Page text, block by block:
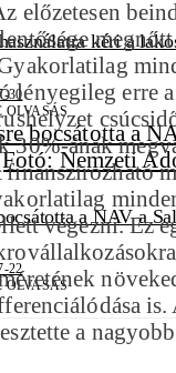
kéri a
30
OLVASÁS
a NAV a
22
OLVASÁS
előzetesen
lényegileg erre
30%-ának
finanszírozható
végezni. Ez
a